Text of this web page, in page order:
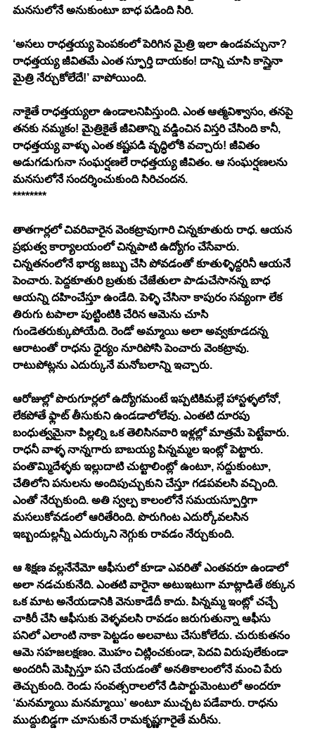
మనసులోనే అనుకుంటూ బాధ పడింది సిరి.
‘అసలు రాధత్తయ్య పెంపకంలో పెరిగిన మైత్రి ఇలా ఉండవచ్చునా?
రాధత్తయ్య జీవితమే ఎంత స్ఫూర్తి దాయకం! దాన్ని చూసి కాస్తైనా
మైత్రి నేర్చుకోలేదే!’ వాపోయింది.
నాకైతే రాధత్తయ్యలా ఉండాలనిపిస్తుంది. ఎంత ఆత్మవిశ్వాసం, తనపై
తనకు నమ్మకం! మైత్రికైతే జీవితాన్ని వడ్డించిన విస్తరి చేసింది కానీ,
రాధత్తయ్య వాళ్ళు ఎంత కష్టపడి వృద్ధిలోకి వచ్చారు! జీవితం
అడుగడుగునా సంఘర్షణలే రాధత్తయ్య జీవితం. ఆ సంఘర్షణలను
మనసులోనే సందర్శించుకుంది సిరిచందన.
********
తాతగార్లలో చివరివారైన వెంకట్రావుగారి చిన్నకూతురు రాధ. ఆయన
ప్రభుత్వ కార్యాలయంలో చిన్నపాటి ఉద్యోగం చేసేవారు.
చిన్నతనంలోనే భార్య జబ్బు చేసి పోవడంతో కూతుళ్ళిద్దరినీ ఆయనే
పెంచారు. పెద్దకూతురి బ్రతుకు చేజేతులా పాడుచేసానన్న బాధ
ఆయన్ని దహించేస్తూ ఉండేది. పెళ్ళి చేసినా కాపురం సవ్యంగా లేక
తిరుగు టపాలా పుట్టింటికి చేరిన ఆమెను చూసి
గుండెతరుక్కుపోయేది. రెండో అమ్మాయి అలా అవ్వకూడదన్న
ఆరాటంతో రాధను ధైర్యం నూరిపోసి పెంచారు వెంకట్రావు.
రాటుపోట్లను ఎదుర్కునే మనోబలాన్ని ఇచ్చారు.
ఆరోజుల్లో పొరుగూర్లలో ఉద్యోగమంటే ఇప్పటికిమల్లే హాస్టళ్ళలోనో,
లేకపోతే ఫ్లాట్ తీసుకుని ఉండడాలోలేవు. ఎంతటి దూరపు
బంధుత్వమైనా పిల్లల్ని ఒక తెలిసినవారి ఇళ్లల్లో మాత్రమే పెట్టేవారు.
రాధనీ వాళ్ళ నాన్నగారు బాబయ్య పిన్నమ్మల ఇంట్లో పెట్టారు.
పంతొమ్మిదేళ్ళకు ఇల్లుదాటి చుట్టాలింట్లో ఉంటూ, సద్దుకుంటూ,
చేతిలోని పనులను అందిపుచ్చుకుని చేస్తూ గడపవలసి వచ్చింది.
ఎంతో నేర్చుకుంది. అతి స్వల్ప కాలంలోనే సమయస్పూర్తిగా
మసలుకోవడంలో ఆరితేరింది. పొరుగింట ఎదుర్కోవలసిన
ఇబ్బందుల్లన్నీ ఎదుర్కుని నెగ్గుకు రావడం నేర్చుకుంది.
ఆ శిక్షణ వల్లనేనేమో ఆఫీసులో కూడా ఎవరితో ఎంతవరూ ఉండాలో
అలా నడచుకునేది. ఎంతటి వారైనా అటుఇటుగా మాట్లాడితే ఠక్కున
ఒక మాట అనేయడానికి వెనుకాడేదీ కాదు. పిన్నమ్మ ఇంట్లో చచ్చే
చాకిరీ చేసి ఆఫీసుకు వెళ్ళవలసి రావడం జరుగుతున్నా ఆఫీసు
పనిలో ఎలాంటి నాకా పెట్టడం అలవాటు చేసుకోలేదు. చురుకుతనం
ఆమె సహజలక్షణం. మొహం చిట్లించకుండా, పెదవి విరుపులేకుండా
అందరినీ మెప్పిస్తూ పని చేయడంతో అనతికాలంలోనే మంచి పేరు
తెచ్చుకుంది. రెండు సంవత్సరాలలోనే డిపార్టుమెంటులో అందరూ
‘మనమ్మాయి మనమ్మాయి’ అంటూ ముచ్చట పడేవారు. రాధను
ముద్దుబిడ్డగా చూసుకునే రామకృష్ణగారైతే మరీను.